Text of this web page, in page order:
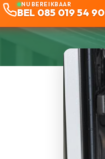
NU BEREIKBAAR
BEL 085 019 54 90